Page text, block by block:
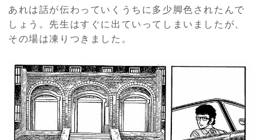
あれは話が伝わっていくうちに多少脚色されたんで
しょう。先生はすぐに出ていってしまいましたが、
その場は凍りつきました。